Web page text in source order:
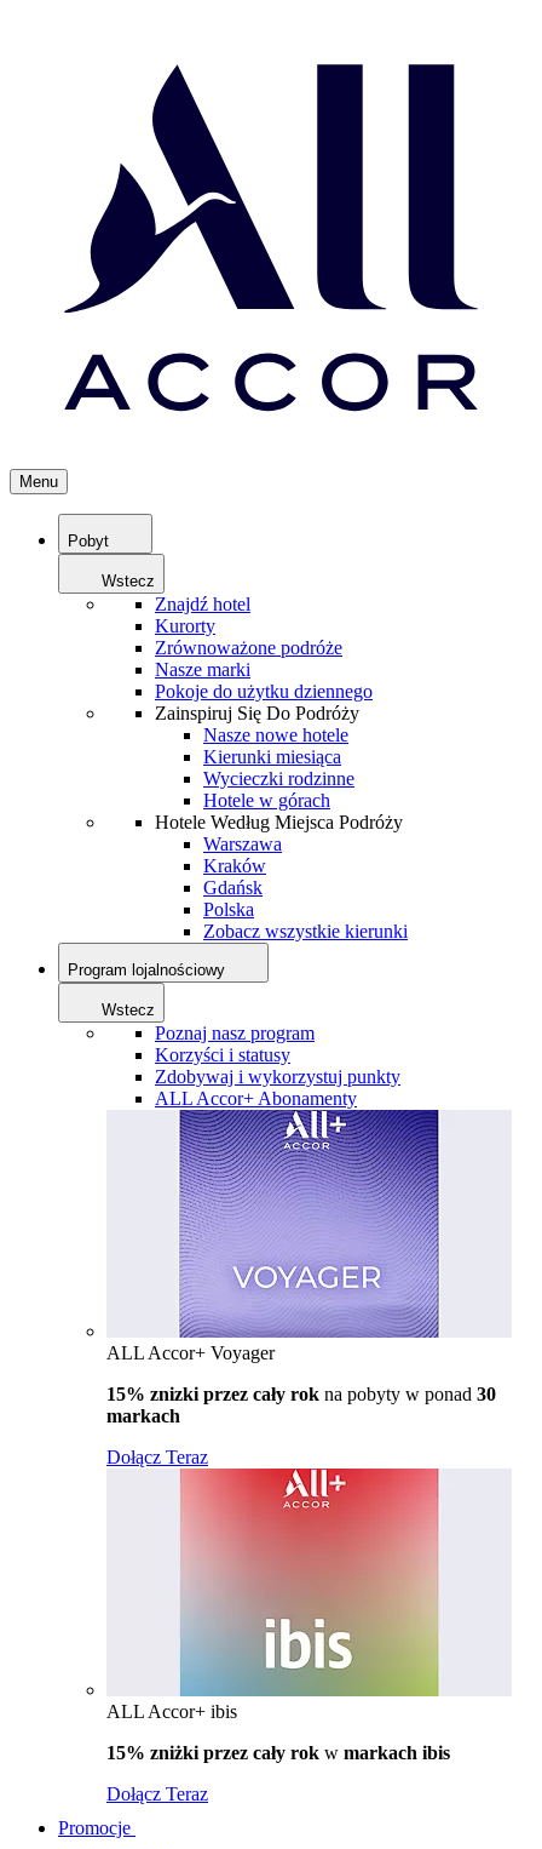
Menu
Pobyt
Wstecz
Znajdź hotel
Kurorty
Zrównoważone podróże
Nasze marki
Pokoje do użytku dziennego
Zainspiruj Się Do Podróży
Nasze nowe hotele
Kierunki miesiąca
Wycieczki rodzinne
Hotele w górach
Hotele Według Miejsca Podróży
Warszawa
Kraków
Gdańsk
Polska
Zobacz wszystkie kierunki
Program lojalnościowy
Wstecz
Poznaj nasz program
Korzyści i statusy
Zdobywaj i wykorzystuj punkty
ALL Accor+ Abonamenty
ALL Accor+ Voyager
15% znizki przez cały rok na pobyty w ponad 30
markach
Dołącz Teraz
ALL Accor+ ibis
15% zniżki przez cały rok w markach ibis
Dołącz Teraz
Promocje